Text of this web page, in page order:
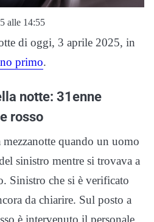
alle 14:55
di oggi, 3 aprile 2025, in
primo.
notte: 31enne
rosso
mezzanotte quando un uomo
sinistro mentre si trovava a
Sinistro che si è verificato
da chiarire. Sul posto a
è intervenuto il personale